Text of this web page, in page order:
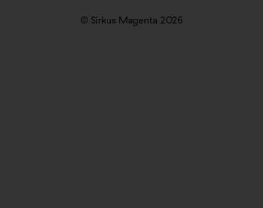
© Sirkus Magenta 2026